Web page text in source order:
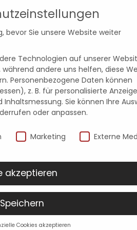
ruf uns an
Küchenstudios
undMöbelim
aktuellen Küchen,
in Leipzig
bevor Sie unsere Website weiter
Technologien auf unserer
während andere uns helfen, diese
Personenbezogene Daten können
z. B. für personalisierte
Inhaltsmessung. Sie können Ihre
oder anpassen.
Marketing Externe
akzeptieren
Speichern
Cookies akzeptieren